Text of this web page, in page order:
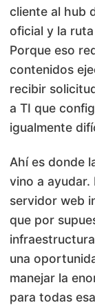
cliente al hub
oficial y la
Porque eso
contenidos
recibir
a TI que
igualmente
Ahí es donde
vino a ayudar.
servidor web
que por
una
manejar la
para todas